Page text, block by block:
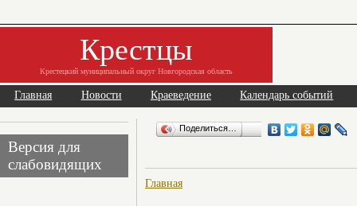
Крестцы
Крестецкий муниципальный округ Новгородская область
Главная Новости Краеведение Календарь событий
Версия для
слабовидящих
Поделиться…
Главная